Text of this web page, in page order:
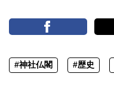
#神社仏閣 #歴史